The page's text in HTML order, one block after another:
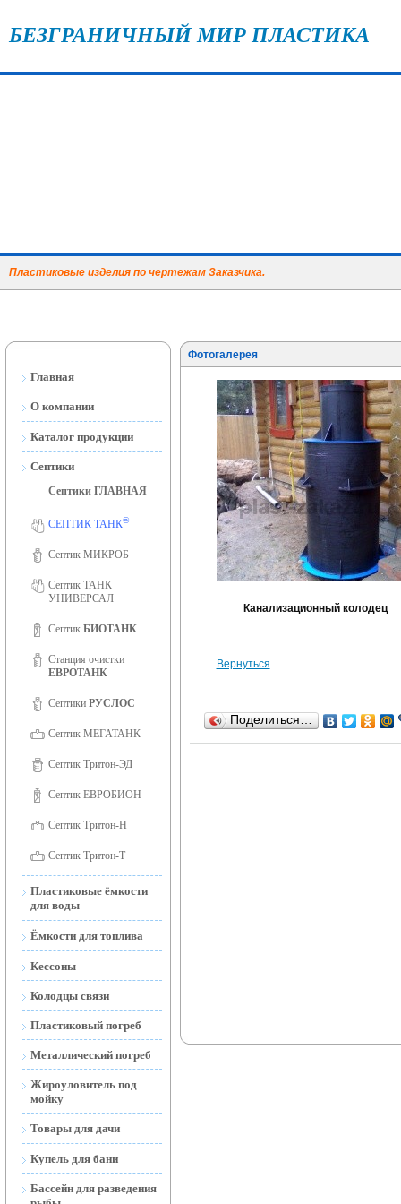
БЕЗГРАНИЧНЫЙ МИР ПЛАСТИКА
Пластиковые изделия по чертежам Заказчика.
Главная
О компании
Сертификаты ISO 9001
Фотогалерея
Вакансии
Каталог продукции
Септики
Септики ГЛАВНАЯ
СЕПТИК ТАНК®
Септик МИКРОБ
Септик ТАНК
УНИВЕРСАЛ
Септик БИОТАНК
Станция очистки
ЕВРОТАНК
Септики РУСЛОС
Септик МЕГАТАНК
Септик Тритон-ЭД
Септик ЕВРОБИОН
Септик Тритон-Н
Септик Тритон-Т
Пластиковые ёмкости
для воды
наземные
Ёмкости для воды
(Тритон-Н)
Ёмкости для топлива
наземные и подземные
Мобильные АЗС
Кессоны
Колодцы связи
Пластиковый погреб
Металлический погреб
Жироуловитель под
мойку
Товары для дачи
Торфяной Биотуалет
Дренажные и фекальные
насосы
Купель для бани
Бассейн для разведения
Фотогалерея
Канализационный колодец
Вернуться
Поделиться…